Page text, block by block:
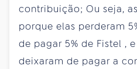
contribuição; Ou seja,
porque elas perderam
de pagar 5% de Fistel ,
deixaram de pagar a